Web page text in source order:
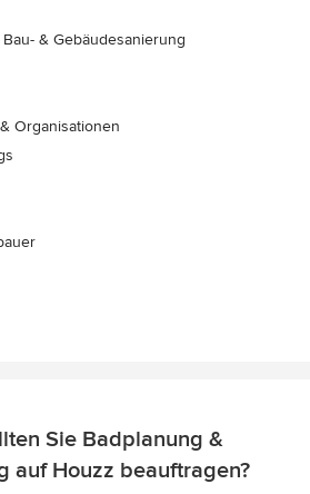
& Gebäudesanierung
Organisationen
Sie Badplanung &
auf Houzz beauftragen?